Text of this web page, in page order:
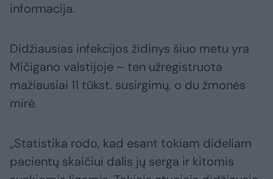
informacija.
Didžiausias infekcijos židinys šiuo metu yra
Mičigano valstijoje – ten užregistruota
mažiausiai 11 tūkst. susirgimų, o du žmonės
mirė.
„Statistika rodo, kad esant tokiam dideliam
pacientų skaičiui dalis jų serga ir kitomis